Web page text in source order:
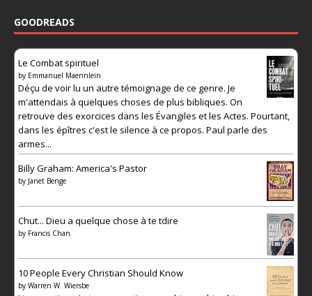
GOODREADS
Le Combat spirituel
by Emmanuel Maennlein
Déçu de voir lu un autre témoignage de ce genre. Je
m'attendais à quelques choses de plus bibliques. On
retrouve des exorcices dans les Évangiles et les Actes. Pourtant,
dans les épîtres c'est le silence à ce propos. Paul parle des
armes...
Billy Graham: America's Pastor
by Janet Benge
Chut... Dieu a quelque chose à te tdire
by Francis Chan
10 People Every Christian Should Know
by Warren W. Wiersbe